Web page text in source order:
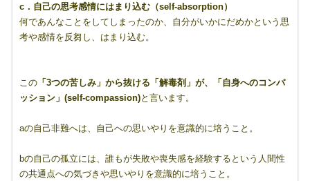
c．自己の思考感情にはまり込む（self-absorption）
何であんなことをしてしまったのか、自分がいかにだめかという思
考や感情を反芻し、はまり込む。
この「3つの苦しみ」から抜ける「解毒剤」が、「自身へのコンパ
ッション」(self-compassion)と言います。
aの自己非難へは、自己への思いやりを意識的に培うこと。
bの自己の孤立には、誰もが失敗や喪失感を経験するという人間性
の共通点への気づきや思いやりを意識的に培うこと。